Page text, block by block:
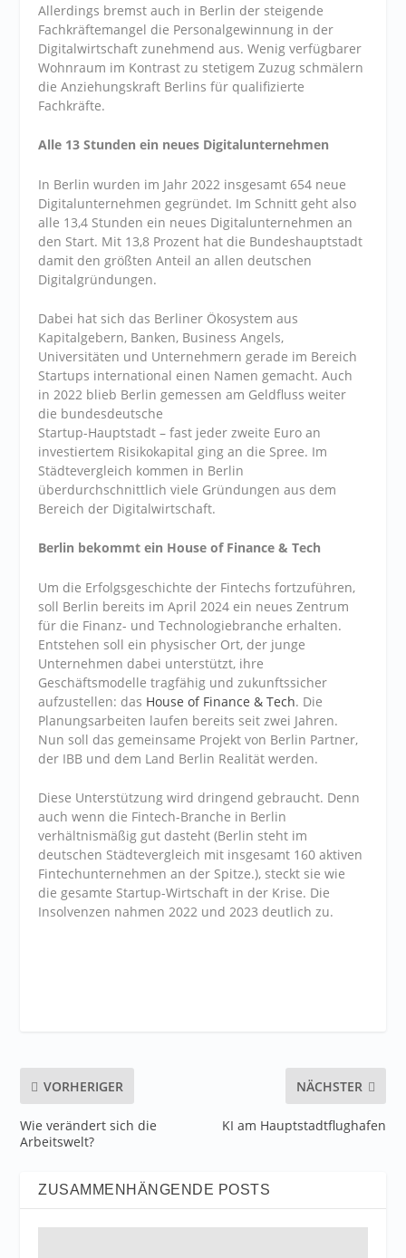
Allerdings bremst auch in Berlin der steigende
Fachkräftemangel die Personalgewinnung in der
Digitalwirtschaft zunehmend aus. Wenig verfügbarer
Wohnraum im Kontrast zu stetigem Zuzug schmälern
die Anziehungskraft Berlins für qualifizierte
Fachkräfte.
Alle 13 Stunden ein neues Digitalunternehmen
In Berlin wurden im Jahr 2022 insgesamt 654 neue
Digitalunternehmen gegründet. Im Schnitt geht also
alle 13,4 Stunden ein neues Digitalunternehmen an
den Start. Mit 13,8 Prozent hat die Bundeshauptstadt
damit den größten Anteil an allen deutschen
Digitalgründungen.
Dabei hat sich das Berliner Ökosystem aus
Kapitalgebern, Banken, Business Angels,
Universitäten und Unternehmern gerade im Bereich
Startups international einen Namen gemacht. Auch
in 2022 blieb Berlin gemessen am Geldfluss weiter
die bundesdeutsche
Startup-Hauptstadt – fast jeder zweite Euro an
investiertem Risikokapital ging an die Spree. Im
Städtevergleich kommen in Berlin
überdurchschnittlich viele Gründungen aus dem
Bereich der Digitalwirtschaft.
Berlin bekommt ein House of Finance & Tech
Um die Erfolgsgeschichte der Fintechs fortzuführen,
soll Berlin bereits im April 2024 ein neues Zentrum
für die Finanz- und Technologiebranche erhalten.
Entstehen soll ein physischer Ort, der junge
Unternehmen dabei unterstützt, ihre
Geschäftsmodelle tragfähig und zukunftssicher
aufzustellen: das House of Finance & Tech. Die
Planungsarbeiten laufen bereits seit zwei Jahren.
Nun soll das gemeinsame Projekt von Berlin Partner,
der IBB und dem Land Berlin Realität werden.
Diese Unterstützung wird dringend gebraucht. Denn
auch wenn die Fintech-Branche in Berlin
verhältnismäßig gut dasteht (Berlin steht im
deutschen Städtevergleich mit insgesamt 160 aktiven
Fintechunternehmen an der Spitze.), steckt sie wie
die gesamte Startup-Wirtschaft in der Krise. Die
Insolvenzen nahmen 2022 und 2023 deutlich zu.
VORHERIGER
Wie verändert sich die
Arbeitswelt?
NÄCHSTER
KI am Hauptstadtflughafen
ZUSAMMENHÄNGENDE POSTS